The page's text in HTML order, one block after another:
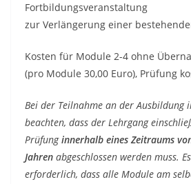
Fortbildungsveranstaltung
zur Verlängerung einer
Kosten für Module 2-4 ohne
(pro Module 30,00 Euro), Prüfung
Bei der Teilnahme an der Ausbildung
beachten, dass der Lehrgang
Prüfunginnerhalb eines Zeitraums
Jahren abgeschlossen werden muss.
erforderlich, dass alle Module am